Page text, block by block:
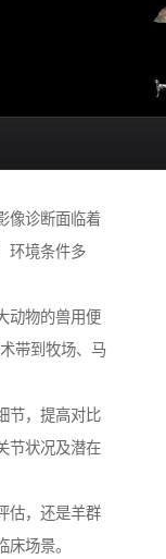
像诊断面临着
环境条件多
动物的兽用便
带到牧场、马
节，提高对比
节状况及潜在
估，还是羊群
场景。